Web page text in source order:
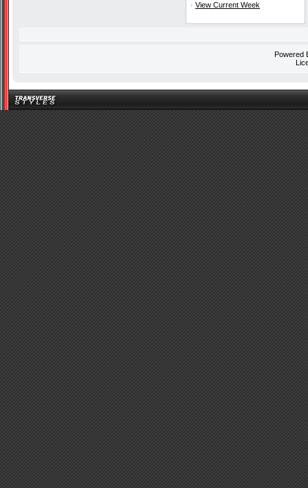
· View Current Week
Powered